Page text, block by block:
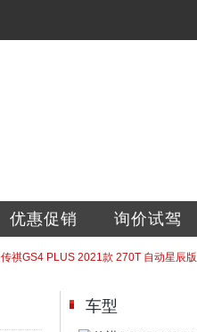
优惠促销 询价试驾
传祺GS4 PLUS 2021款 270T 自动星辰版
车型